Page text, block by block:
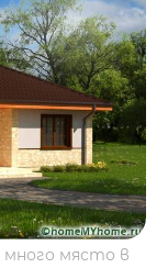
място в